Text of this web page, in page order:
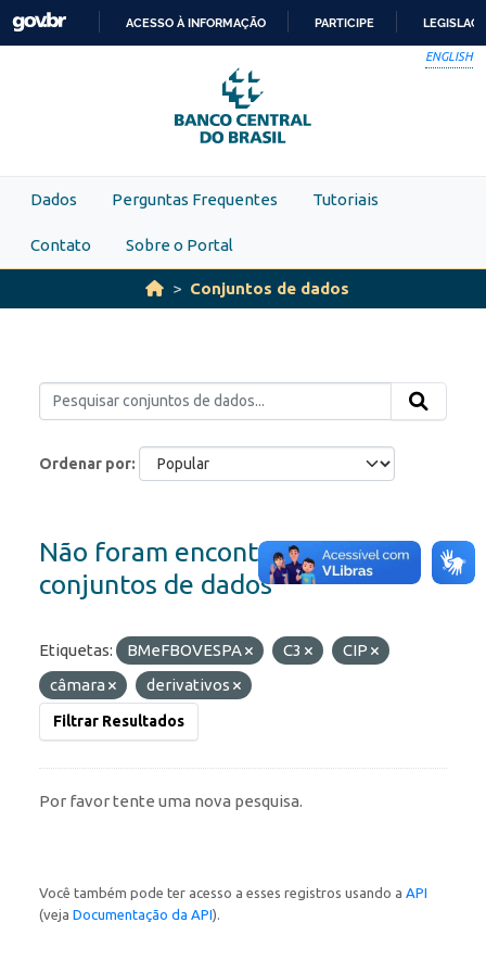
Skip to main content
PARA
O
CONTEÚDO
ACESSO À INFORMAÇÃO PARTICIPE
ENGLISH
Dados Perguntas Frequentes Tutoriais
Contato Sobre o Portal
Conjuntos de dados
Ordenar por
Não foram encontrados
conjuntos de dados
Etiquetas: BMeFBOVESPA C3
CIP
câmara
derivativos
Filtrar Resultados
Por favor tente uma nova pesquisa.
Você também pode ter acesso a esses registros usando a API
(veja Documentação da API).